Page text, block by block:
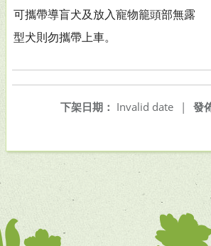
可攜帶導盲犬及放入寵物籠頭部無
型犬則勿攜帶上車。
發
下架日期： Invalid date
|